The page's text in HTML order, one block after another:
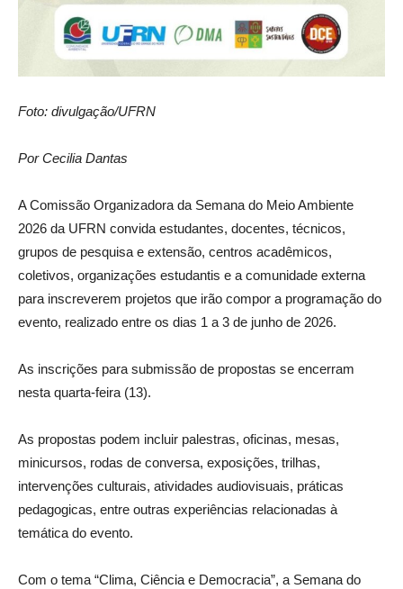
Foto: divulgação/UFRN
Por Cecilia Dantas
A Comissão Organizadora da Semana do Meio Ambiente
2026 da UFRN convida estudantes, docentes, técnicos,
grupos de pesquisa e extensão, centros acadêmicos,
coletivos, organizações estudantis e a comunidade externa
para inscreverem projetos que irão compor a programação do
evento, realizado entre os dias 1 a 3 de junho de 2026.
As inscrições para submissão de propostas se encerram
nesta quarta-feira (13).
As propostas podem incluir palestras, oficinas, mesas,
minicursos, rodas de conversa, exposições, trilhas,
intervenções culturais, atividades audiovisuais, práticas
pedagogicas, entre outras experiências relacionadas à
temática do evento.
Com o tema “Clima, Ciência e Democracia”, a Semana do